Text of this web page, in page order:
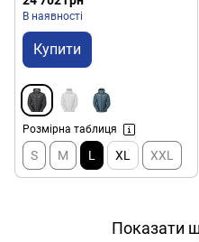
В наявності
Купити
Розмірна таблиця
S M L XL XXL
Показати